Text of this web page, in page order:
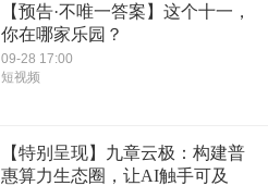
【预告·不唯一答案】这个十一，
你在哪家乐园？
09-28 17:00
短视频
【特别呈现】九章云极：构建普
惠算力生态圈，让AI触手可及